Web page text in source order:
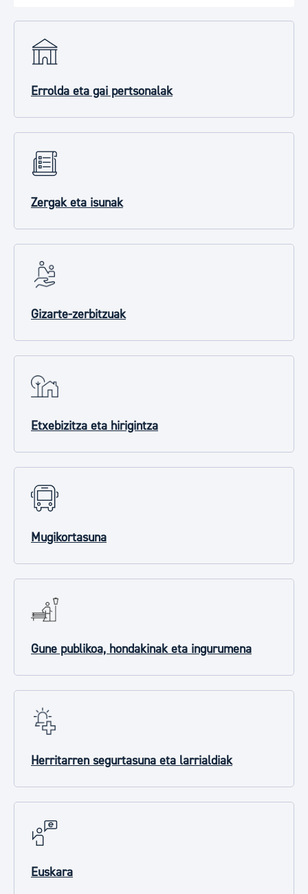
Errolda eta gai pertsonalak
Zergak eta isunak
Gizarte-zerbitzuak
Etxebizitza eta hirigintza
Mugikortasuna
Gune publikoa, hondakinak eta ingurumena
Herritarren segurtasuna eta larrialdiak
Euskara